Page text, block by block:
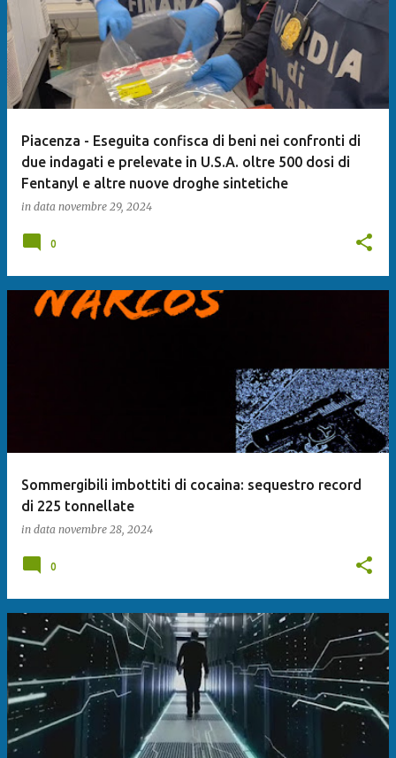
Piacenza - Eseguita confisca di beni nei confronti di
due indagati e prelevate in U.S.A. oltre 500 dosi di
Fentanyl e altre nuove droghe sintetiche
in data novembre 29, 2024
0
Sommergibili imbottiti di cocaina: sequestro record
di 225 tonnellate
in data novembre 28, 2024
0